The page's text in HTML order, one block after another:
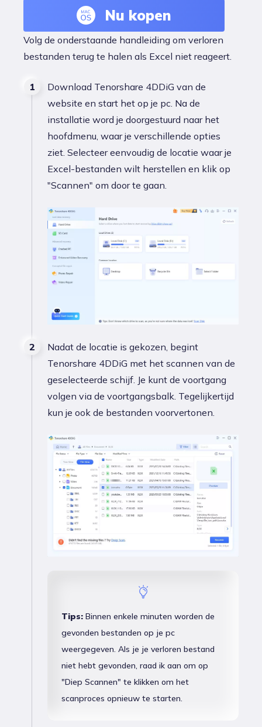
Nu kopen
Volg de onderstaande handleiding om verloren
bestanden terug te halen als Excel niet reageert.
Download Tenorshare 4DDiG van de
website en start het op je pc. Na de
installatie word je doorgestuurd naar het
hoofdmenu, waar je verschillende opties
ziet. Selecteer eenvoudig de locatie waar je
Excel-bestanden wilt herstellen en klik op
"Scannen" om door te gaan.
Nadat de locatie is gekozen, begint
Tenorshare 4DDiG met het scannen van de
geselecteerde schijf. Je kunt de voortgang
volgen via de voortgangsbalk. Tegelijkertijd
kun je ook de bestanden voorvertonen.
Tips: Binnen enkele minuten worden de
gevonden bestanden op je pc
weergegeven. Als je je verloren bestand
niet hebt gevonden, raad ik aan om op
"Diep Scannen" te klikken om het
scanproces opnieuw te starten.